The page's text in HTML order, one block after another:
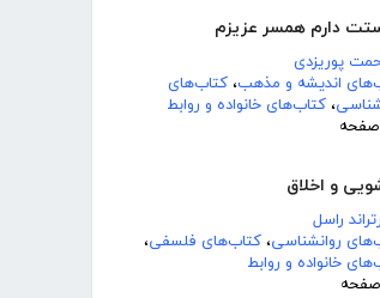
دارم همسر عزیزم
پوریزدی
اندیشه و مذهب، کتاب‌های
، کتاب‌های خانواده و روابط
و اخلاق
راسل
روانشناسی، کتاب‌های فلسفی،
خانواده و روابط